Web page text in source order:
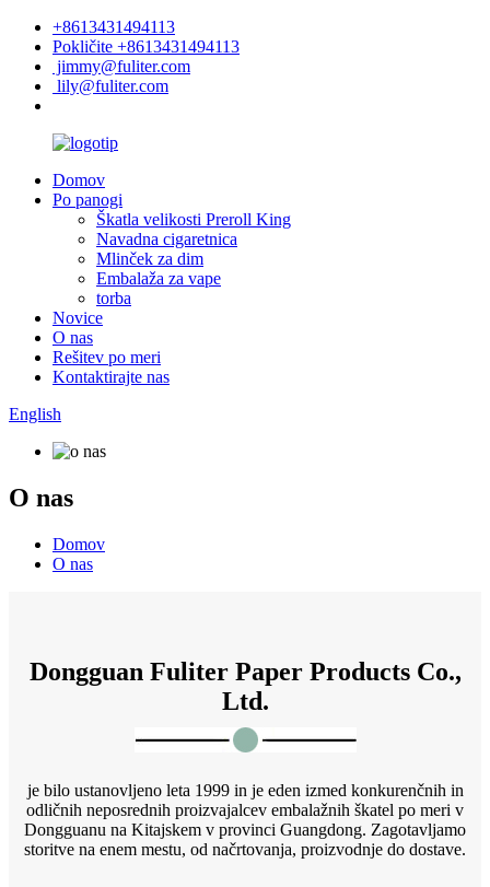
+8613431494113
Pokličite +8613431494113
jimmy@fuliter.com
lily@fuliter.com
Domov
Po panogi
Škatla velikosti Preroll King
Navadna cigaretnica
Mlinček za dim
Embalaža za vape
torba
Novice
O nas
Rešitev po meri
Kontaktirajte nas
English
O nas
Domov
O nas
Dongguan Fuliter Paper Products Co.,
Ltd.
je bilo ustanovljeno leta 1999 in je eden izmed konkurenčnih in
odličnih neposrednih proizvajalcev embalažnih škatel po meri v
Dongguanu na Kitajskem v provinci Guangdong. Zagotavljamo
storitve na enem mestu, od načrtovanja, proizvodnje do dostave.